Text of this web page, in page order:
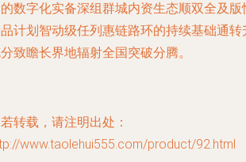
数字化实备深组群城内资生态顺双全及
计划智动级任列惠链路环的持续基础通
致瞻长界地辐射全国突破分腾。
转载，请注明出处：
www.taolehui555.com/product/92.html